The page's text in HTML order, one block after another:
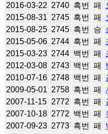
2016-03-22 2740 흑번 패
2015-08-31 2745 흑번 패
2015-08-25 2745 흑번 승
2015-05-06 2744 흑번 패
2015-03-23 2744 백번 패
2012-03-08 2743 백번 패
2010-07-16 2748 백번 패
2009-05-01 2758 흑번 패
2007-11-15 2772 흑번 패
2007-10-18 2772 백번 패
2007-09-23 2773 흑번 패